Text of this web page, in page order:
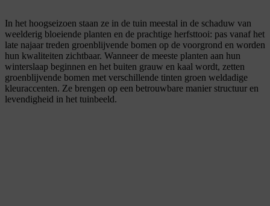
In het hoogseizoen staan ze in de tuin meestal in de schaduw van
weelderig bloeiende planten en de prachtige herfsttooi: pas vanaf het
late najaar treden groenblijvende bomen op de voorgrond en worden
hun kwaliteiten zichtbaar. Wanneer de meeste planten aan hun
winterslaap beginnen en het buiten grauw en kaal wordt, zetten
groenblijvende bomen met verschillende tinten groen weldadige
kleuraccenten. Ze brengen op een betrouwbare manier structuur en
levendigheid in het tuinbeeld.